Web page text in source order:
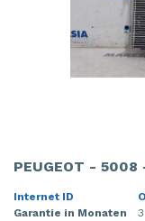
PEUGEOT - 5008
Internet ID
Garantie in Monaten